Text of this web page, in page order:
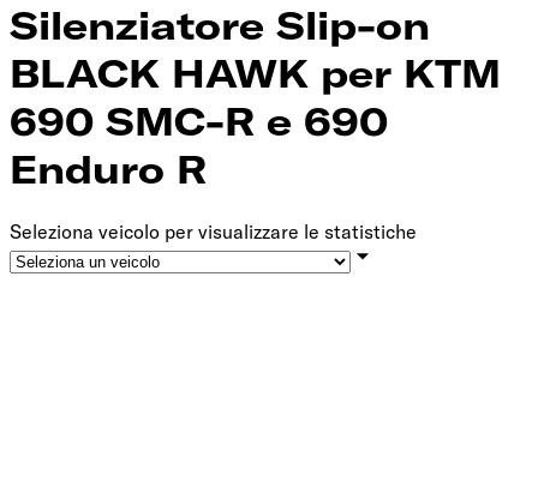
Silenziatore Slip-on
BLACK HAWK per KTM
690 SMC-R e 690
Enduro R
Seleziona veicolo per visualizzare le statistiche